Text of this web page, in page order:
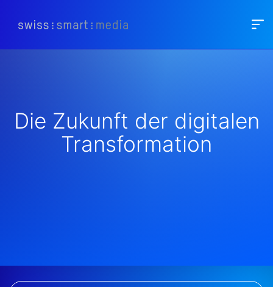
Die Zukunft der digitalen
Transformation